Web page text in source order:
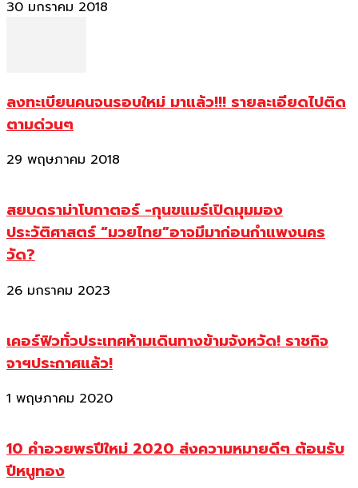
30 มกราคม 2018
ลงทะเบียนคนจนรอบใหม่ มาแล้ว!!! รายละเอียดไปติด
ตามด่วนๆ
29 พฤษภาคม 2018
สยบดราม่าโบกาตอร์ -กุนขแมร์เปิดมุมมอง
ประวัติศาสตร์ “มวยไทย”อาจมีมาก่อนกำแพงนคร
วัด?
26 มกราคม 2023
เคอร์ฟิวทั่วประเทศห้ามเดินทางข้ามจังหวัด! ราชกิจ
จาฯประกาศแล้ว!
1 พฤษภาคม 2020
10 คำอวยพรปีใหม่ 2020 ส่งความหมายดีๆ ต้อนรับ
ปีหนูทอง